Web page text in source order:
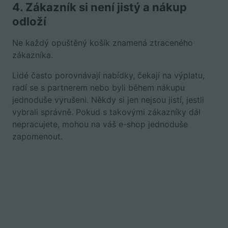
4. Zákazník si není jistý a nákup
odloží
Ne každý opuštěný košík znamená ztraceného
zákazníka.
Lidé často porovnávají nabídky, čekají na výplatu,
radí se s partnerem nebo byli během nákupu
jednoduše vyrušeni. Někdy si jen nejsou jistí, jestli
vybrali správně. Pokud s takovými zákazníky dál
nepracujete, mohou na váš e-shop jednoduše
zapomenout.